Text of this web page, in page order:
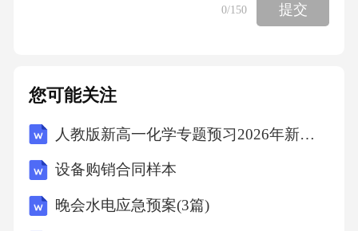
0/150 提交
您可能关注
人教版新高一化学专题预习2026年新题-金属
设备购销合同样本
晚会水电应急预案(3篇)